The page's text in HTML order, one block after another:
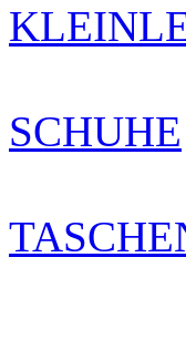
SCHUHE